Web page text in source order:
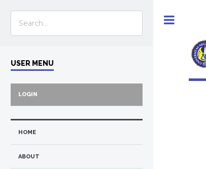
USER MENU
LOGIN
HOME
ABOUT